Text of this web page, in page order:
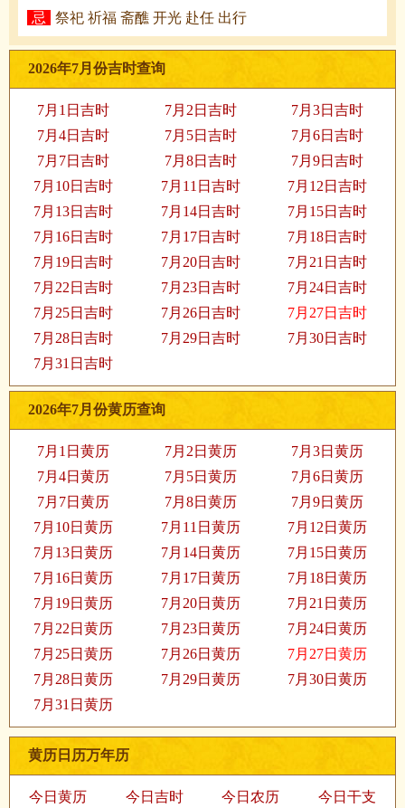
忌
祭祀 祈福 斋醮 开光 赴任 出行
2026年7月份吉时查询
7月1日吉时 7月2日吉时
7月3日吉时
7月4日吉时
7月5日吉时
7月6日吉时
7月7日吉时
7月8日吉时
7月9日吉时
7月10日吉时
7月11日吉时
7月12日吉时
7月13日吉时
7月14日吉时
7月15日吉时
7月16日吉时
7月17日吉时
7月18日吉时
7月19日吉时
7月20日吉时
7月21日吉时
7月22日吉时
7月23日吉时
7月24日吉时
7月25日吉时
7月26日吉时
7月27日吉时
7月28日吉时
7月29日吉时
7月30日吉时
7月31日吉时
2026年7月份黄历查询
7月1日黄历 7月2日黄历
7月3日黄历
7月4日黄历
7月5日黄历
7月6日黄历
7月7日黄历
7月8日黄历
7月9日黄历
7月10日黄历
7月11日黄历
7月12日黄历
7月13日黄历
7月14日黄历
7月15日黄历
7月16日黄历
7月17日黄历
7月18日黄历
7月19日黄历
7月20日黄历
7月21日黄历
7月22日黄历
7月23日黄历
7月24日黄历
7月25日黄历
7月26日黄历
7月27日黄历
7月28日黄历
7月29日黄历
7月30日黄历
7月31日黄历
黄历日历万年历
今日黄历 今日吉时 今日农历 今日干支